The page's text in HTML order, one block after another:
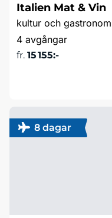
Italien Mat & Vin
kultur och
4 avgångar
fr. 15 155:-
8 dagar